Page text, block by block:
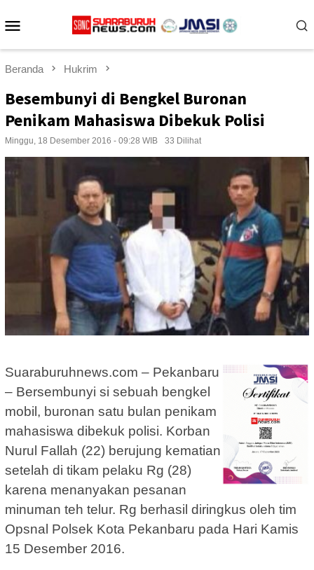
ke
Beranda Hukrim
Besembunyi di Bengkel Buronan
Penikam Mahasiswa Dibekuk Polisi
Minggu, 18 Desember 2016 - 09:28 WIB 33 Dilihat
Suaraburuhnews.com – Pekanbaru
– Bersembunyi si sebuah bengkel
mobil, buronan satu bulan penikam
mahasiswa dibekuk polisi. Korban
Nurul Fallah (22) berujung kematian
setelah di tikam pelaku Rg (28)
karena menanyakan pesanan
minuman teh telur. Rg berhasil diringkus oleh tim
Opsnal Polsek Kota Pekanbaru pada Hari Kamis
15 Desember 2016.